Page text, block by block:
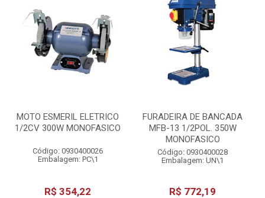
MOTO ESMERIL ELETRICO
1/2CV 300W MONOFASICO
Código: 0930400026
Embalagem: PC\1
R$ 354,22
FURADEIRA DE BANCADA
MFB-13 1/2POL. 350W
MONOFASICO
Código: 0930400028
Embalagem: UN\1
R$ 772,19